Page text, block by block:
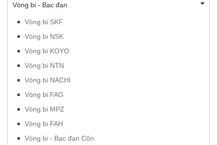
Vòng bi - Bạc đạn
Vòng bi SKF
Vòng bi NSK
Vòng bi KOYO
Vòng bi NTN
Vòng bi NACHI
Vòng bi FAG
Vòng bi MPZ
Vòng bi FAH
Vòng bi - Bạc đạn Côn